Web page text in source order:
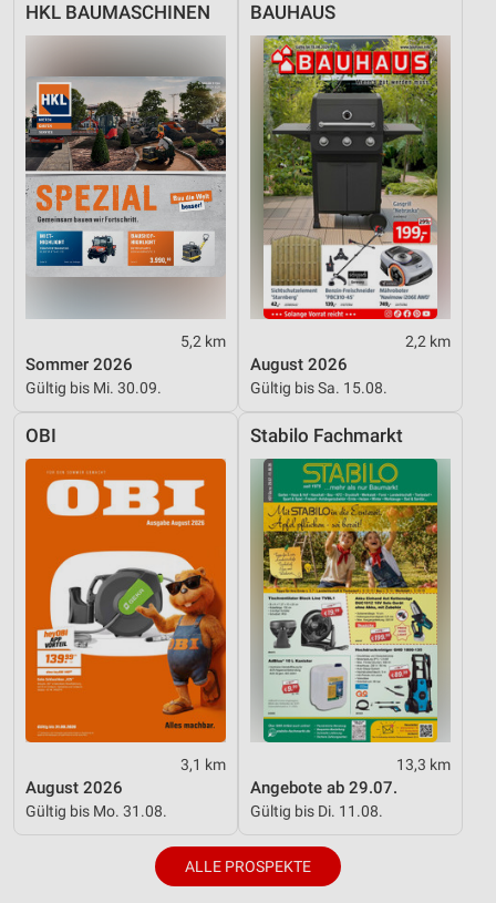
HKL BAUMASCHINEN
5,2 km
Sommer 2026
Gültig bis Mi. 30.09.
BAUHAUS
2,2 km
August 2026
Gültig bis Sa. 15.08.
OBI
3,1 km
August 2026
Gültig bis Mo. 31.08.
Stabilo Fachmarkt
13,3 km
Angebote ab 29.07.
Gültig bis Di. 11.08.
ALLE PROSPEKTE